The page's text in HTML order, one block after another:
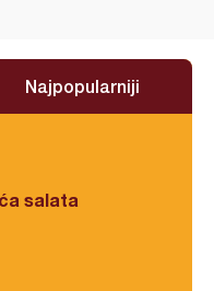
Najpopularniji
salata